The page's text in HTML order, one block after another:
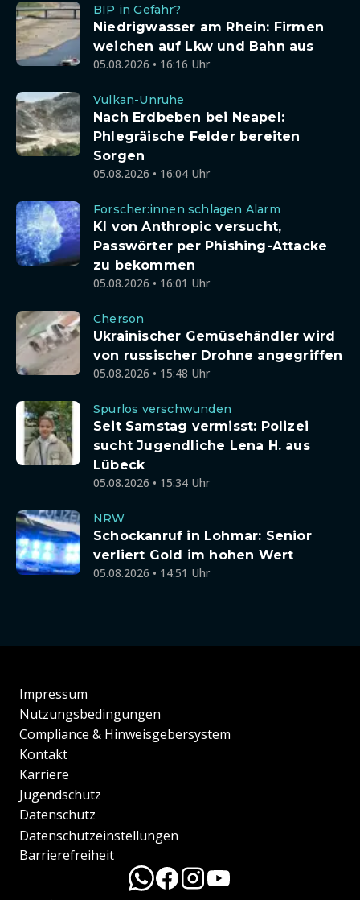
BIP in Gefahr?
Niedrigwasser am Rhein: Firmen
weichen auf Lkw und Bahn aus
05.08.2026 • 16:16 Uhr
Vulkan-Unruhe
Nach Erdbeben bei Neapel:
Phlegräische Felder bereiten
Sorgen
05.08.2026 • 16:04 Uhr
Forscher:innen schlagen Alarm
KI von Anthropic versucht,
Passwörter per Phishing-Attacke
zu bekommen
05.08.2026 • 16:01 Uhr
Cherson
Ukrainischer Gemüsehändler wird
von russischer Drohne angegriffen
05.08.2026 • 15:48 Uhr
Spurlos verschwunden
Seit Samstag vermisst: Polizei
sucht Jugendliche Lena H. aus
Lübeck
05.08.2026 • 15:34 Uhr
NRW
Schockanruf in Lohmar: Senior
verliert Gold im hohen Wert
05.08.2026 • 14:51 Uhr
Impressum
Nutzungsbedingungen
Compliance & Hinweisgebersystem
Kontakt
Karriere
Jugendschutz
Datenschutz
Datenschutzeinstellungen
Barrierefreiheit